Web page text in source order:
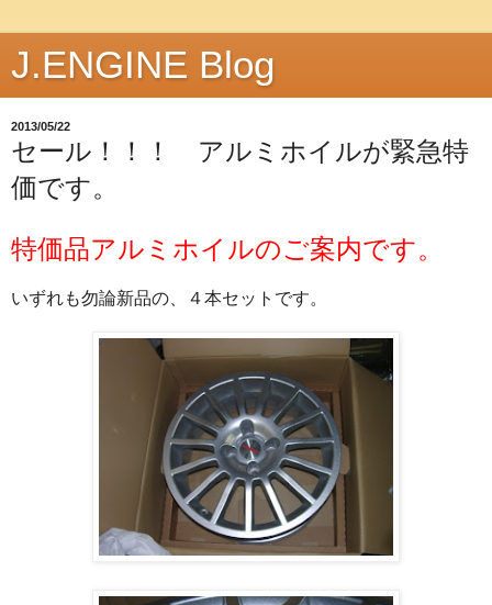
J.ENGINE Blog
2013/05/22
セール！！！ アルミホイルが緊急特
価です。
特価品アルミホイルのご案内です。
いずれも勿論新品の、４本セットです。